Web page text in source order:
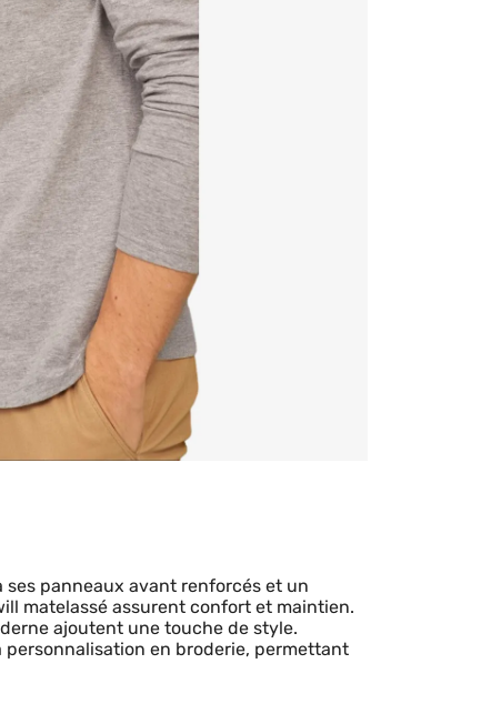
panneaux avant renforcés et un
matelassé assurent confort et maintien.
ajoutent une touche de style.
personnalisation en broderie, permettant